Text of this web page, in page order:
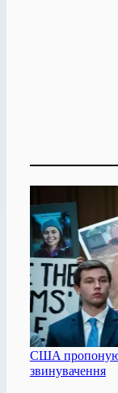
США
звинувачення